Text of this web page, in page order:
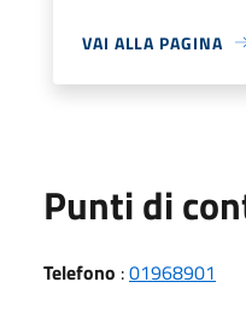
VAI ALLA PAGINA
Punti di
Telefono :01968901